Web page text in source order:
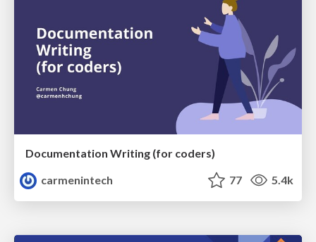
Documentation Writing (for coders)
carmenintech
77 5.4k